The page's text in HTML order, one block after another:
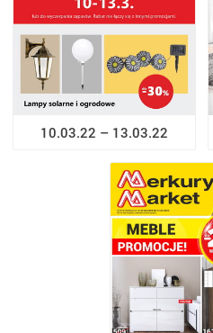
10.03.22 – 13.03.22